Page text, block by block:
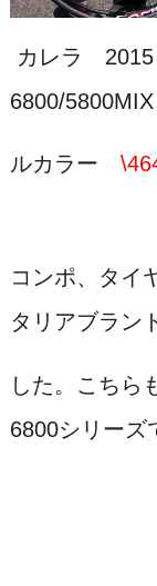
カレラ
6800/
ルカラー
コンポ、タイ
タリアブラン
した。こちら
6800シリーズ